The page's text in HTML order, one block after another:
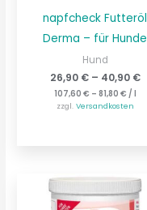
napfcheck Futteröl
Derma – für Hunde
Hund
26,90 €– 40,90 €
107,60 € – 81,80 € / l
zzgl. Versandkosten